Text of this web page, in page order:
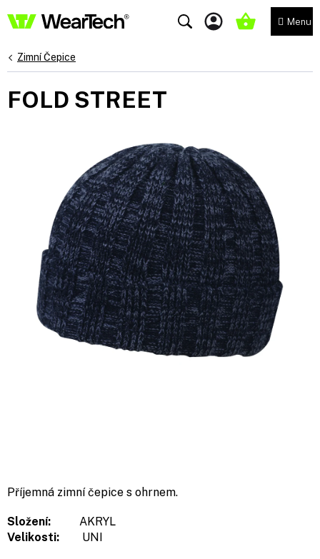
na
NÁKUPNÍ
Zimní Čepice
FOLD STREET
Příjemná zimní čepice s ohrnem.
Složení:
AKRYL
Velikosti:
UNI